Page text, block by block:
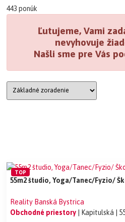
443 ponúk
Ľutujeme, Vami
nevyhovuje
Našli sme pre Vás
55m2 študio, Yoga/Tanec/Fyzio/
Reality Banská Bystrica
Obchodné priestory
| Kapitulská |
TOP